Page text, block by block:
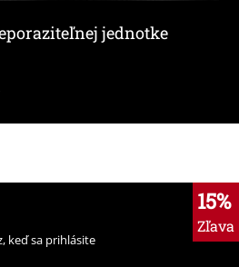
jednotke
15%
Zľava
keď sa prihlásite